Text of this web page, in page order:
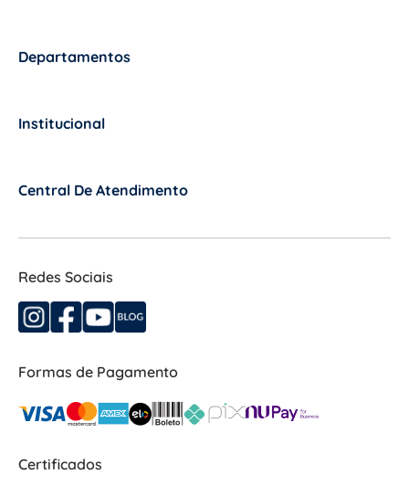
Departamentos
Institucional
Central De Atendimento
Redes Sociais
Formas de Pagamento
Certificados